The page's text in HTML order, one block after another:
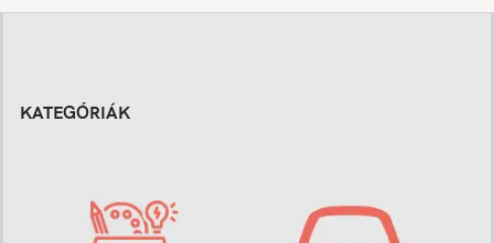
KATEGÓRIÁK